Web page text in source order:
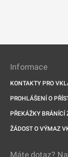
Informace
KONTAKTY PRO
PROHLÁŠENÍ O
PŘEKÁŽKY BRÁNÍCÍ
ŽÁDOST O VÝMAZ
Máte dotaz?